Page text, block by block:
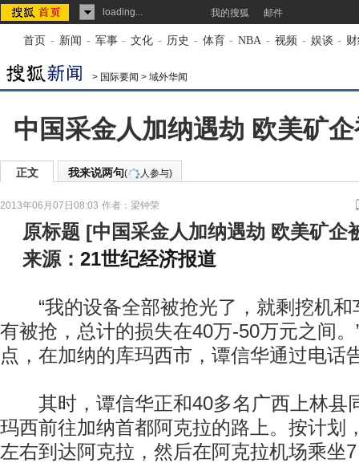
loading... 我的搜狐 邮件
首页 - 新闻 - 军事 - 文化 - 历史 - 体育 - NBA - 视频 - 娱谈 -
> 国际要闻 > 域外华闻
中国采金人加纳遇劫 欧美矿
正文 我来说两句( 人参与)
2013年06月07日08:03 作者：梁钟荣
原标题 [中国采金人加纳遇劫 欧美矿企
来源： 21世纪经济报道
“我的设备全部被抢光了，就剩挖机和
有被抢，总计的损失在40万-50万元之间
点，在加纳的库玛西市，谭信华通过电话
其时，谭信华正和40多名广西上林县
玛西前往加纳首都阿克拉的路上。按计划
左右到达阿克拉，然后在阿克拉机场乘坐